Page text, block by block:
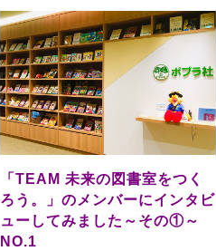
「TEAM 未来の図書室をつく
ろう。」のメンバーにインタビ
ューしてみました～その①～
NO.1